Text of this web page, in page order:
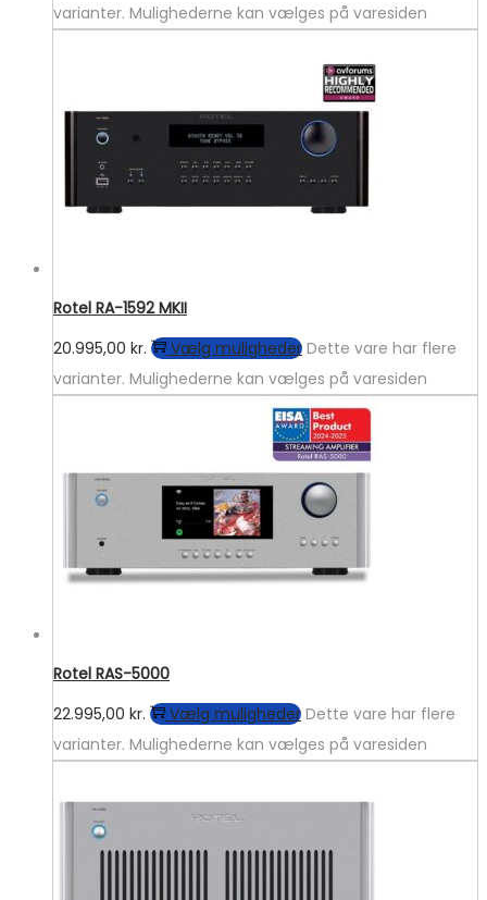
varianter. Mulighederne kan vælges på varesiden
Rotel RA-1592 MKII
20.995,00 kr. Vælg muligheder Dette vare har flere
varianter. Mulighederne kan vælges på varesiden
Rotel RAS-5000
22.995,00 kr. Vælg muligheder Dette vare har flere
varianter. Mulighederne kan vælges på varesiden